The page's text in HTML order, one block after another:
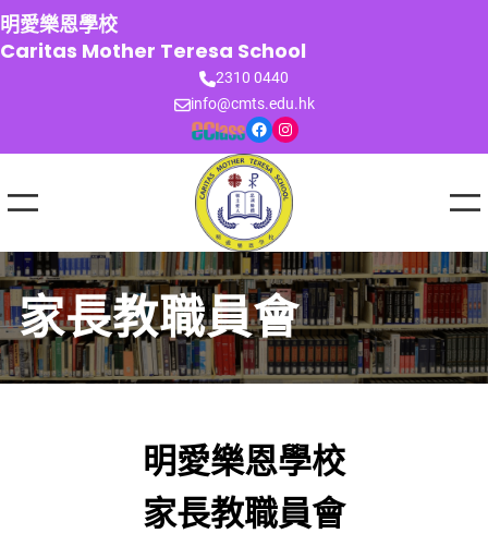
跳
至
主
明愛樂恩學校
Caritas Mother Teresa School
2310 0440
info@cmts.edu.hk
Facebook Instagram
家長教職員會
明愛樂恩學校
家長教職員會